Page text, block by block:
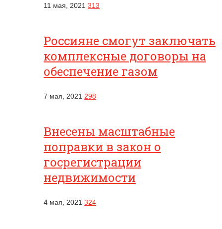
11 мая, 2021 313
Россияне смогут заключать
комплексные договоры на
обеспечение газом
7 мая, 2021 298
Внесены масштабные
поправки в закон о
госрегистрации
недвижимости
4 мая, 2021 324